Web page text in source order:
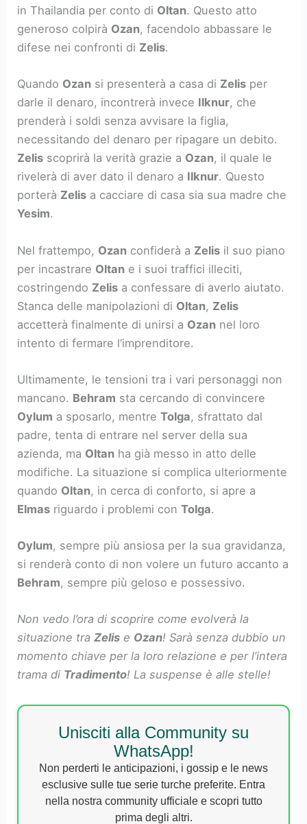
in Thailandia per conto di Oltan. Questo atto
generoso colpirà Ozan, facendolo abbassare le
difese nei confronti di Zelis.
Quando Ozan si presenterà a casa di Zelis per
darle il denaro, incontrerà invece Ilknur, che
prenderà i soldi senza avvisare la figlia,
necessitando del denaro per ripagare un debito.
Zelis scoprirà la verità grazie a Ozan, il quale le
rivelerà di aver dato il denaro a Ilknur. Questo
porterà Zelis a cacciare di casa sia sua madre che
Yesim.
Nel frattempo, Ozan confiderà a Zelis il suo piano
per incastrare Oltan e i suoi traffici illeciti,
costringendo Zelis a confessare di averlo aiutato.
Stanca delle manipolazioni di Oltan, Zelis
accetterà finalmente di unirsi a Ozan nel loro
intento di fermare l’imprenditore.
Ultimamente, le tensioni tra i vari personaggi non
mancano. Behram sta cercando di convincere
Oylum a sposarlo, mentreTolga, sfrattato dal
padre, tenta di entrare nel server della sua
azienda, ma Oltan ha già messo in atto delle
modifiche. La situazione si complica ulteriormente
quando Oltan, in cerca di conforto, si apre a
Elmas riguardo i problemi conTolga.
Oylum, sempre più ansiosa per la sua gravidanza,
si renderà conto di non volere un futuro accanto a
Behram, sempre più geloso e possessivo.
Non vedo l’ora di scoprire come evolverà la
situazione traZelis e Ozan! Sarà senza dubbio un
momento chiave per la loro relazione e per l’intera
trama di Tradimento! La suspense è alle stelle!
Unisciti alla Community su
WhatsApp!
Non perderti le anticipazioni, i gossip e le news
esclusive sulle tue serie turche preferite. Entra
nella nostra community ufficiale e scopri tutto
prima degli altri.